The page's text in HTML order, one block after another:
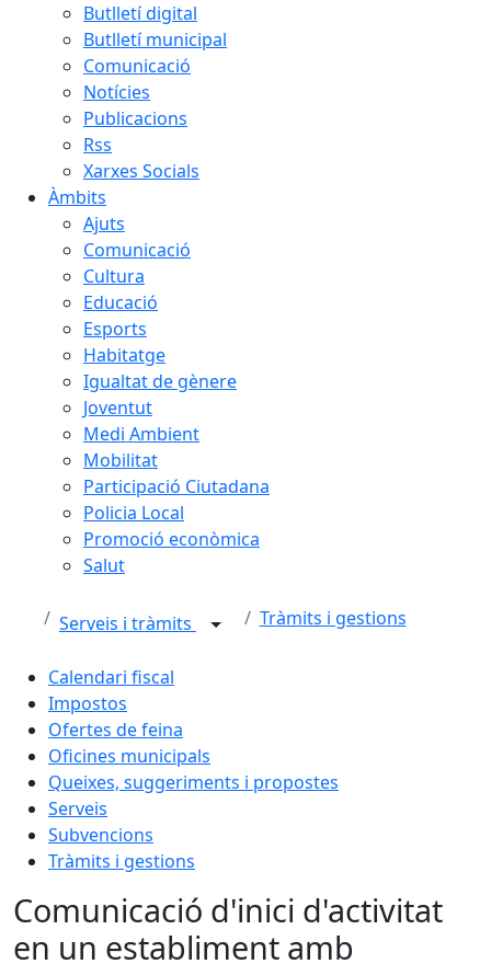
Butlletí digital
Butlletí municipal
Comunicació
Notícies
Publicacions
Rss
Xarxes Socials
Àmbits
Ajuts
Comunicació
Cultura
Educació
Esports
Habitatge
Igualtat de gènere
Joventut
Medi Ambient
Mobilitat
Participació Ciutadana
Policia Local
Promoció econòmica
Salut
Serveis i tràmits Tràmits i gestions
Calendari fiscal
Impostos
Ofertes de feina
Oficines municipals
Queixes, suggeriments i propostes
Serveis
Subvencions
Tràmits i gestions
Comunicació d'inici d'activitat
en un establiment amb